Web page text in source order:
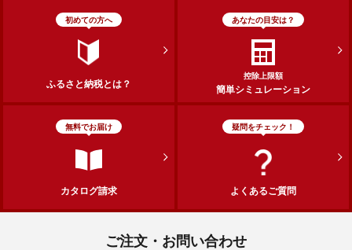
初めての方へ
ふるさと納税とは？
あなたの目安は？
控除上限額
簡単シミュレーション
無料でお届け
カタログ請求
疑問をチェック！
よくあるご質問
ご注文・お問い合わせ